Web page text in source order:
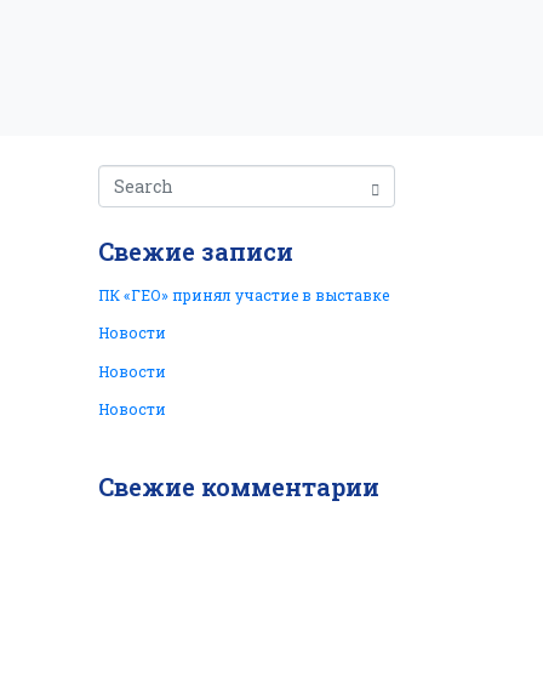
Свежие записи
ПК «ГЕО» принял участие в выставке
Новости
Новости
Новости
Свежие комментарии